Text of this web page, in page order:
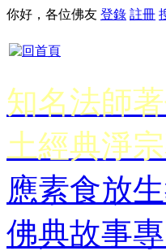
你好，各位佛友 登錄 註冊
知名法師
土經典淨
應素食放生
佛典故事